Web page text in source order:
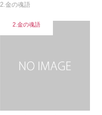
2.金の魂語
2.金の魂語